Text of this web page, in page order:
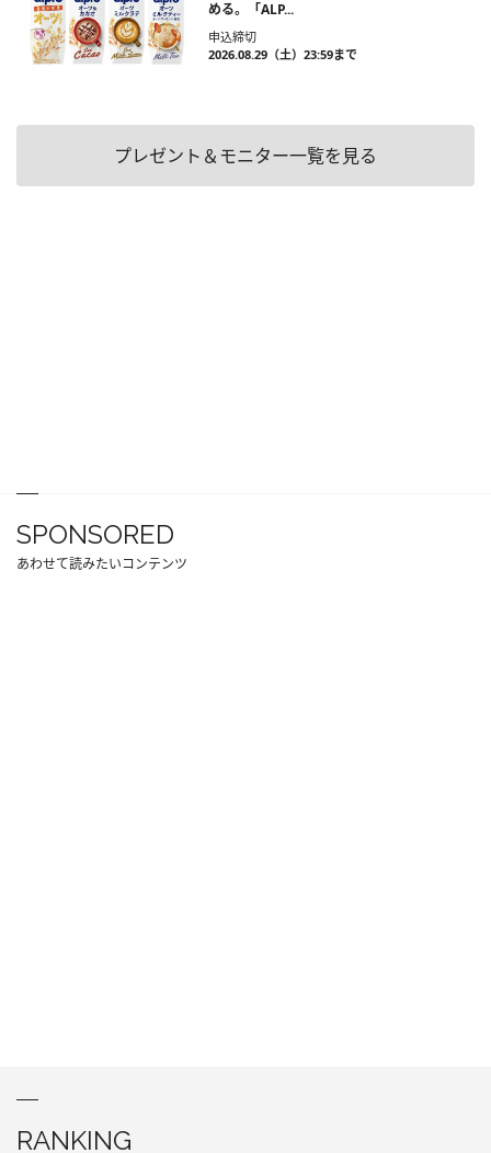
める。「ALP...
申込締切
2026.08.29（土）23:59まで
プレゼント＆モニター一覧を見る
SPONSORED
あわせて読みたいコンテンツ
RANKING